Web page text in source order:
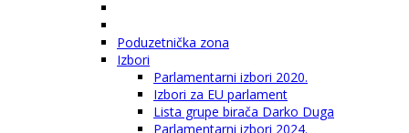
Poduzetnička zona
Izbori
Parlamentarni izbori 2020.
Izbori za EU parlament
Lista grupe birača Darko Duga
Parlamentarni izbori 2024.